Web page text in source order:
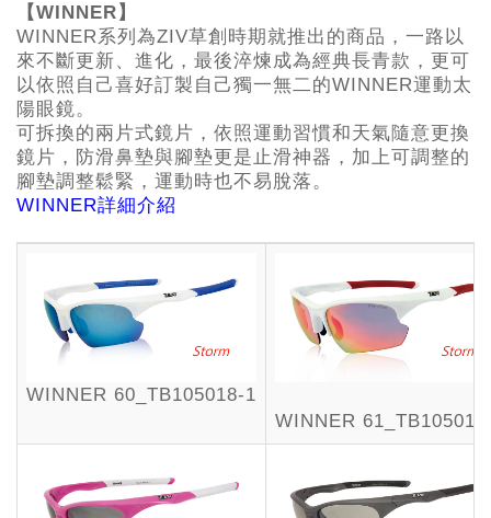
【WINNER】
WINNER系列為ZIV草創時期就推出的商品，一路以
來不斷更新、進化，最後淬煉成為經典長青款，更可
以依照自己喜好訂製自己獨一無二的WINNER運動太
陽眼鏡。
可拆換的兩片式鏡片，依照運動習慣和天氣隨意更換
鏡片，防滑鼻墊與腳墊更是止滑神器，加上可調整的
腳墊調整鬆緊，運動時也不易脫落。
WINNER詳細介紹
WINNER 60_TB105018-1
WINNER